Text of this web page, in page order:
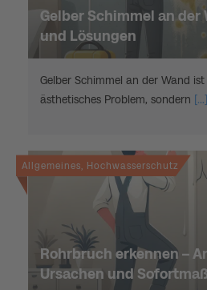
Gelber Schimmel an der
und Lösungen
Gelber Schimmel an der Wand
ästhetisches Problem, sondern [...]
Allgemeines, Hochwasserschutz
Rohrbruch erkennen –
Ursachen und